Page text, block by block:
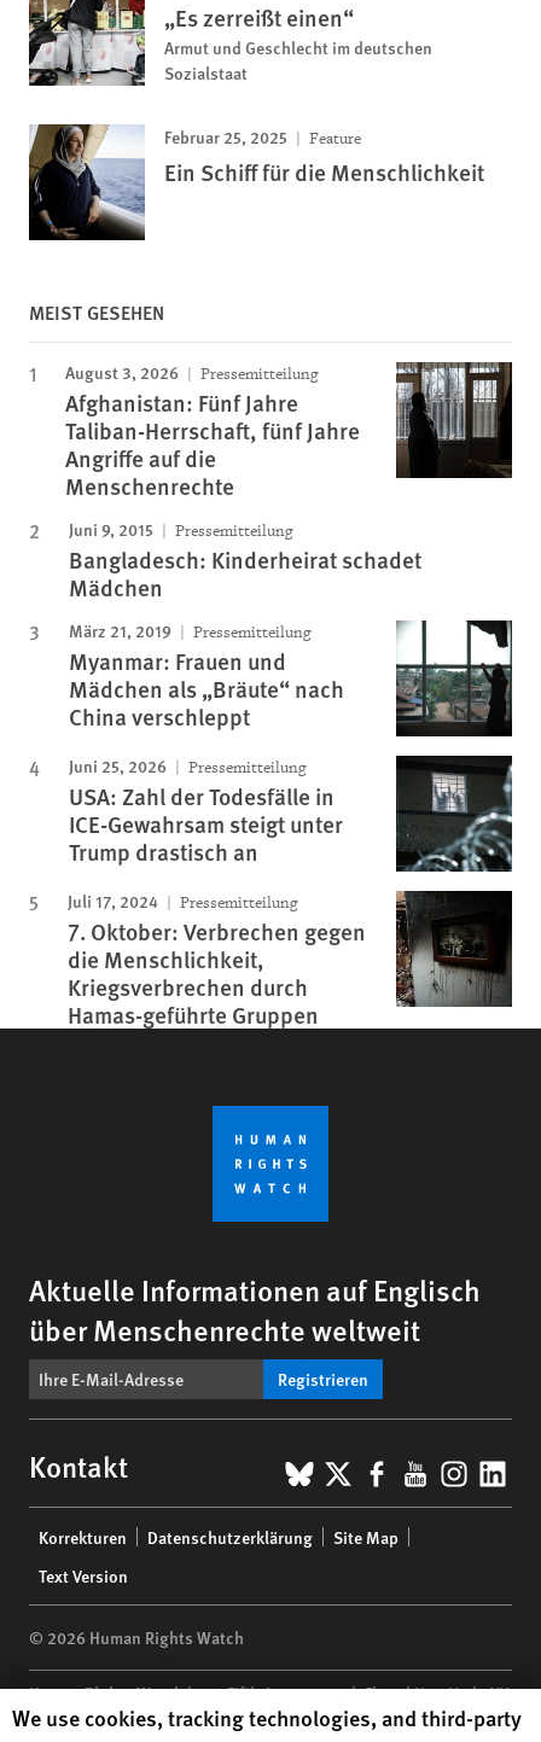
„Es zerreißt einen“
Armut und Geschlecht im deutschen
Sozialstaat
Februar 25, 2025 Feature
Ein Schiff für die Menschlichkeit
MEIST GESEHEN
August 3, 2026 Pressemitteilung
Afghanistan: Fünf Jahre
Taliban-Herrschaft, fünf Jahre
Angriffe auf die
Menschenrechte
Juni 9, 2015 Pressemitteilung
Bangladesch: Kinderheirat schadet
Mädchen
März 21, 2019 Pressemitteilung
Myanmar: Frauen und
Mädchen als „Bräute“ nach
China verschleppt
Juni 25, 2026 Pressemitteilung
USA: Zahl der Todesfälle in
ICE-Gewahrsam steigt unter
Trump drastisch an
Juli 17, 2024 Pressemitteilung
7. Oktober: Verbrechen gegen
die Menschlichkeit,
Kriegsverbrechen durch
Hamas-geführte Gruppen
Aktuelle Informationen auf Englisch
über Menschenrechte weltweit
Registrieren
Kontakt BlueSky
X Facebook
YouTube
menu
Korrekturen Datenschutzerklärung
Site Map
Text Version
© 2026 Human Rights Watch
Human Rights Watch| 350 Fifth Avenue, 34th Floor | New York,NY
10118-3299USA|t 1.212.290.4700
Human Rights Watch cookie preferences
We use cookies, tracking technologies, and third-party